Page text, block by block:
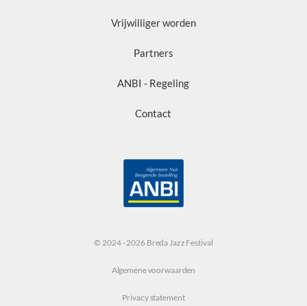
Vrijwilliger worden
Partners
ANBI - Regeling
Contact
© 2024 - 2026 Breda Jazz Festival
Algemene voorwaarden
Privacy statement